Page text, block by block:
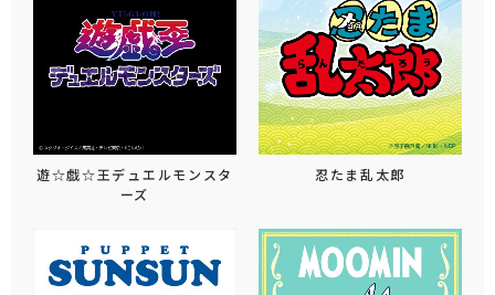
遊☆戯☆王デュエルモンスタ
ーズ
忍たま乱太郎